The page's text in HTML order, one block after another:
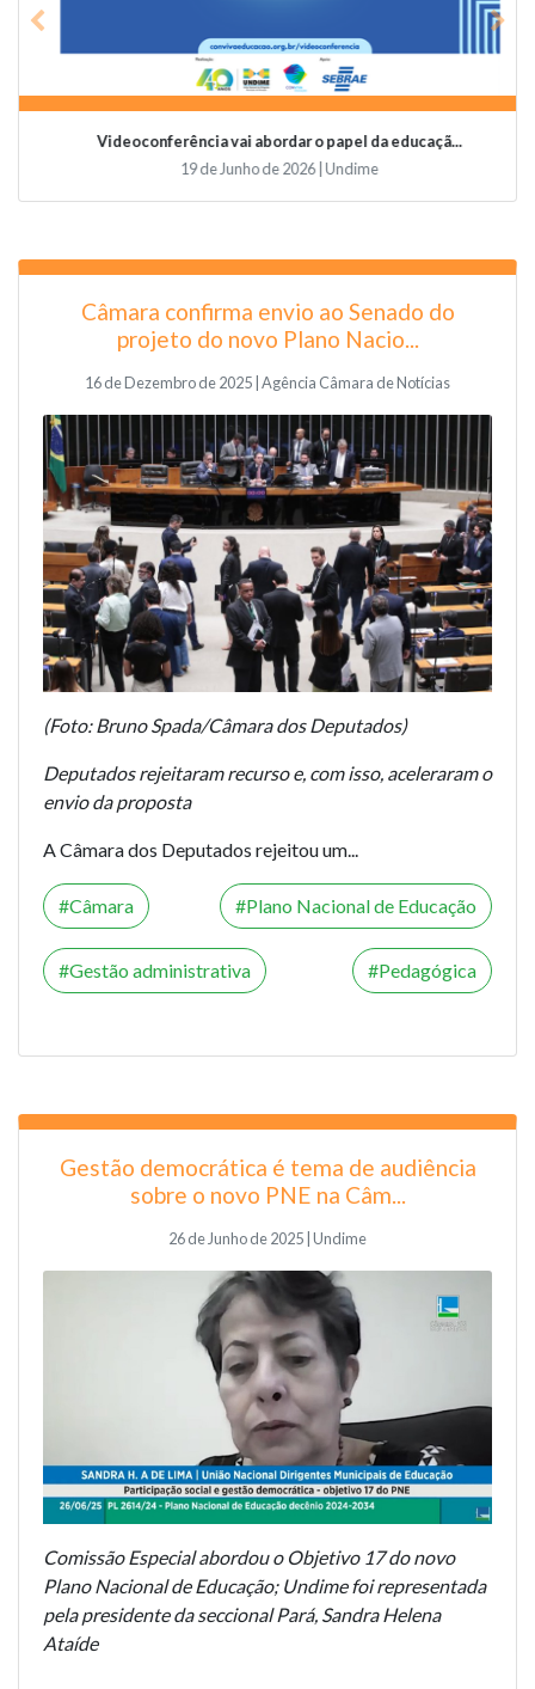
Videoconferência vai abordar o papel da educaçã...
19 de Junho de 2026 | Undime
Previous
Câmara confirma envio ao Senado do
projeto do novo Plano Nacio...
16 de Dezembro de 2025 | Agência Câmara de Notícias
(Foto: Bruno Spada/Câmara dos Deputados)
Deputados rejeitaram recurso e, com isso, aceleraram o
envio da proposta
A Câmara dos Deputados rejeitou um...
Câmara Plano Nacional de Educação
Gestão administrativa Pedagógica
Gestão democrática é tema de audiência
sobre o novo PNE na Câm...
26 de Junho de 2025 | Undime
Comissão Especial abordou o Objetivo 17 do novo
Plano Nacional de Educação; Undime foi representada
pela presidente da seccional Pará, Sandra Helena
Ataíde